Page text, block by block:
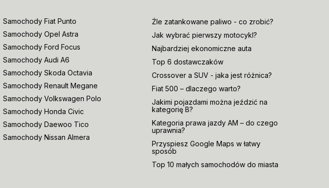
Samochody Fiat Punto
Samochody Opel Astra
Samochody Ford Focus
Samochody Audi A6
Samochody Skoda Octavia
Samochody Renault Megane
Samochody Volkswagen Polo
Samochody Honda Civic
Samochody Daewoo Tico
Samochody Nissan Almera
Źle zatankowane paliwo - co zrobić?
Jak wybrać pierwszy motocykl?
Najbardziej ekonomiczne auta
Top 6 dostawczaków
Crossover a SUV - jaka jest różnica?
Fiat 500 – dlaczego warto?
Jakimi pojazdami można jeździć na
kategorię B?
Kategoria prawa jazdy AM – do czego
uprawnia?
Przyspiesz Google Maps w łatwy
sposób
Top 10 małych samochodów do miasta